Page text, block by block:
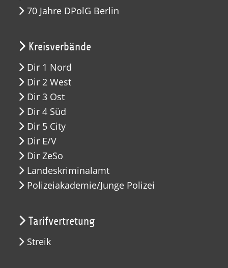
70 Jahre DPolG Berlin
Kreisverbände
Dir 1 Nord
Dir 2 West
Dir 3 Ost
Dir 4 Süd
Dir 5 City
Dir E/V
Dir ZeSo
Landeskriminalamt
Polizeiakademie/Junge Polizei
Tarifvertretung
Streik